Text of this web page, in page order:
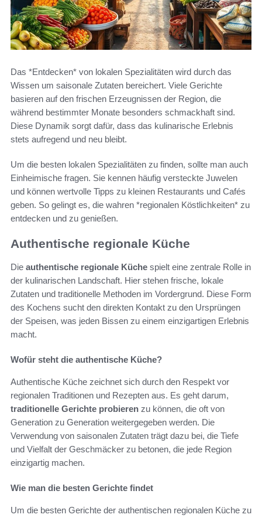
Das *Entdecken* von lokalen Spezialitäten wird durch das
Wissen um saisonale Zutaten bereichert. Viele Gerichte
basieren auf den frischen Erzeugnissen der Region, die
während bestimmter Monate besonders schmackhaft sind.
Diese Dynamik sorgt dafür, dass das kulinarische Erlebnis
stets aufregend und neu bleibt.
Um die besten lokalen Spezialitäten zu finden, sollte man auch
Einheimische fragen. Sie kennen häufig versteckte Juwelen
und können wertvolle Tipps zu kleinen Restaurants und Cafés
geben. So gelingt es, die wahren *regionalen Köstlichkeiten* zu
entdecken und zu genießen.
Authentische regionale Küche
Die authentische regionale Küche spielt eine zentrale Rolle in
der kulinarischen Landschaft. Hier stehen frische, lokale
Zutaten und traditionelle Methoden im Vordergrund. Diese Form
des Kochens sucht den direkten Kontakt zu den Ursprüngen
der Speisen, was jeden Bissen zu einem einzigartigen Erlebnis
macht.
Wofür steht die authentische Küche?
Authentische Küche zeichnet sich durch den Respekt vor
regionalen Traditionen und Rezepten aus. Es geht darum,
traditionelle Gerichte probieren zu können, die oft von
Generation zu Generation weitergegeben werden. Die
Verwendung von saisonalen Zutaten trägt dazu bei, die Tiefe
und Vielfalt der Geschmäcker zu betonen, die jede Region
einzigartig machen.
Wie man die besten Gerichte findet
Um die besten Gerichte der authentischen regionalen Küche zu